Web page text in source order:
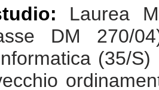
Laurea
DM 270/
(35/